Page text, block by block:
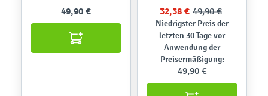
49,90 € 32,38 € 49,90 €
Niedrigster Preis der
letzten 30 Tage vor
Anwendung der
Preisermäßigung:
49,90 €